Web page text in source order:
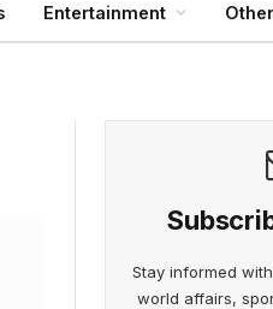
Entertainment Other
Stay informed
world affairs,